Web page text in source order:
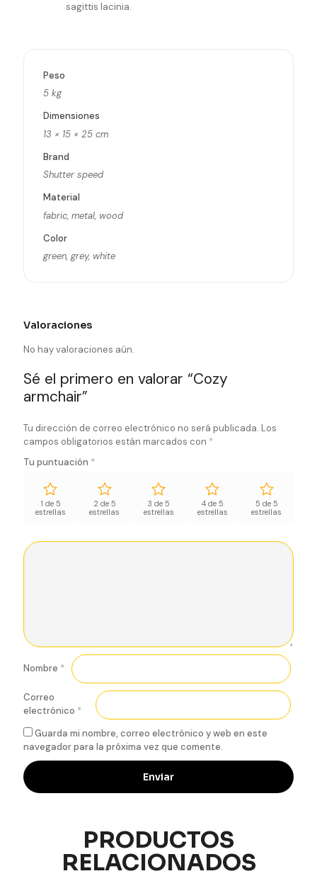
sagittis lacinia.
Peso
5 kg
Dimensiones
13 × 15 × 25 cm
Brand
Shutter speed
Material
fabric, metal, wood
Color
green, grey, white
Valoraciones
No hay valoraciones aún.
Sé el primero en valorar “Cozy
armchair”
Tu dirección de correo electrónico no será publicada. Los
campos obligatorios están marcados con *
Tu puntuación *
1 de 5
estrellas
2 de 5
estrellas
3 de 5
estrellas
4 de 5
estrellas
5 de 5
estrellas
Nombre *
Correo
electrónico *
Guarda mi nombre, correo electrónico y web en este
navegador para la próxima vez que comente.
PRODUCTOS
RELACIONADOS